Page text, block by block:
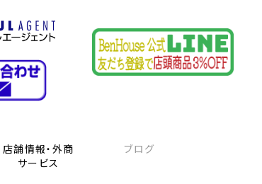
店舗情報・外商
サービス
ブログ